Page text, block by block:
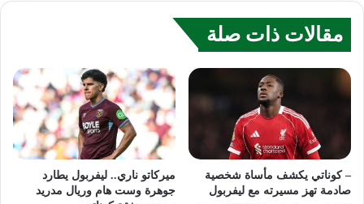
مقالات ذات صلة
– كوناتي يكشف مأساة شخصية
صادمة تهز مسيرته مع ليفربول
ميركاتو ناري.. ليفربول يطارد
جوهرة وست هام وريال مدريد